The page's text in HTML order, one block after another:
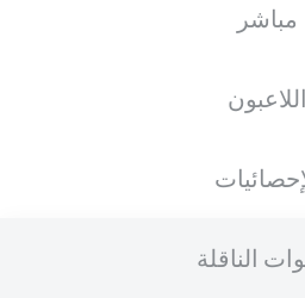
مباشر
اللاعبون
الناقلة
المباراة.